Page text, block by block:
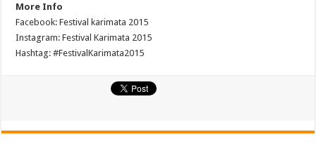
More Info
Facebook: Festival karimata 2015
Instagram: Festival Karimata 2015
Hashtag: #FestivalKarimata2015